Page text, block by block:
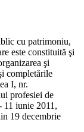
cu patrimoniu,
este constituită şi
şi
completările
I, nr.
profesiei de
11 iunie 2011,
19 decembrie